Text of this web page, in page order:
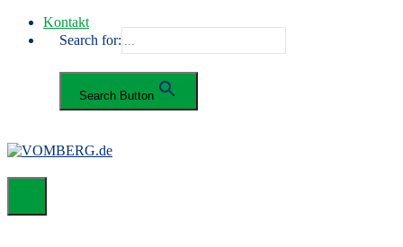
Kontakt
Search for:
Search Button